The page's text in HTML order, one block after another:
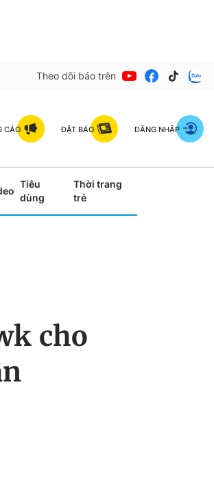
Theo dõi báo trên
CÁO ĐẶT BÁO ĐĂNG NHẬP
Tiêu
dùng
Thời trang
trẻ
cho